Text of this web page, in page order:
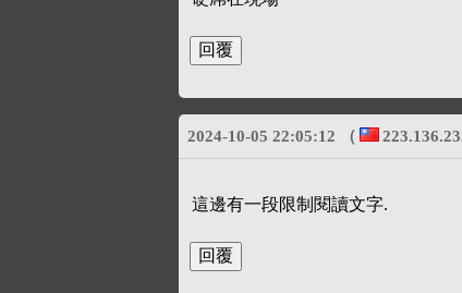
2024-10-05 22:05:12 （
這邊有一段限制閱讀文字.